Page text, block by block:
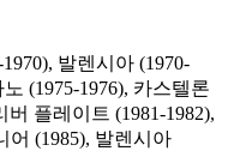
발렌시아 (1970-
(1975-1976), 카스텔론
버 플레이트 (1981-1982),
어 (1985), 발렌시아